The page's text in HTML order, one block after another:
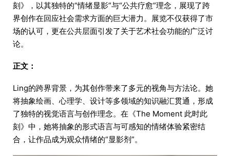
刻》，以其独特的“情绪显影”与“公共疗愈”理念，展现了跨
界创作在回应社会需求方面的巨大潜力。展览不仅获得了市
场的认可，更在公共层面引发了关于艺术社会功能的广泛讨
论。
正文：
Ling的跨界背景，为其创作带来了多元的视角与方法论。她
将抽象绘画、心理学、设计等多领域的知识融汇贯通，形成
了独特的视觉语言与创作理念。在《The Moment 此时此
刻》中，她将抽象的形式语言与可感知的情绪体验紧密结
合，让作品成为观众情绪的“显影剂”。